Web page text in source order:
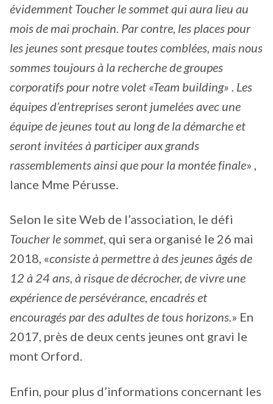
évidemment Toucher le sommet qui aura lieu au
mois de mai prochain. Par contre, les places pour
les jeunes sont presque toutes comblées, mais nous
sommes toujours à la recherche de groupes
corporatifs pour notre volet «Team building» . Les
équipes d’entreprises seront jumelées avec une
équipe de jeunes tout au long de la démarche et
seront invitées à participer aux grands
rassemblements ainsi que pour la montée finale» ,
lance Mme Pérusse.
Selon le site Web de l’association, le défi
Toucher le sommet, qui sera organisé le 26 mai
2018, «consiste à permettre à des jeunes âgés de
12 à 24 ans, à risque de décrocher, de vivre une
expérience de persévérance, encadrés et
encouragés par des adultes de tous horizons.» En
2017, près de deux cents jeunes ont gravi le
mont Orford.
Enfin, pour plus d’informations concernant les